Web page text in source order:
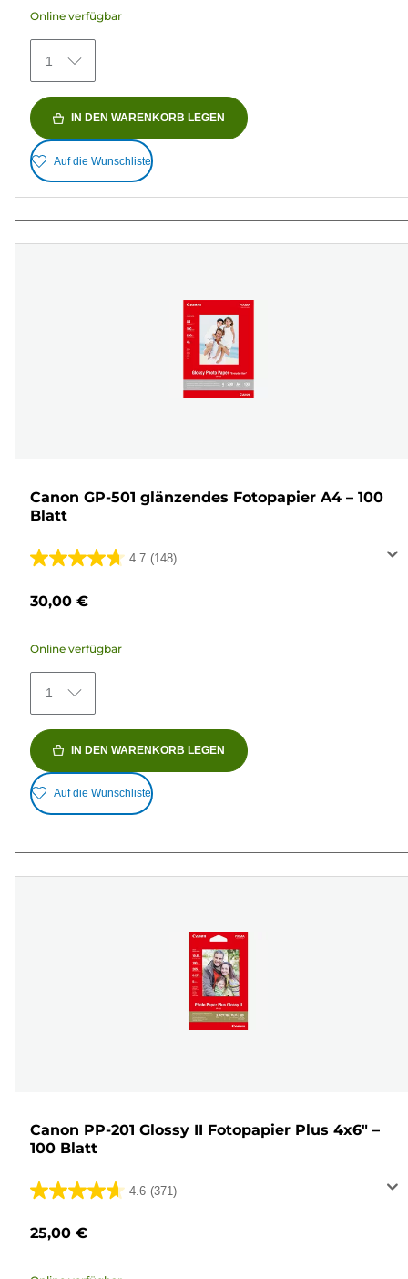
Online verfügbar
1
IN DEN WARENKORB LEGEN
Auf die Wunschliste
Canon GP-501 glänzendes Fotopapier A4 – 100
Blatt
4.7 (148)
4.7
5
148
Bewertungen
30,00 €
Online verfügbar
1
IN DEN WARENKORB LEGEN
Auf die Wunschliste
Canon PP-201 Glossy II Fotopapier Plus 4x6" –
100 Blatt
4.6 (371)
4.6
25,00 €